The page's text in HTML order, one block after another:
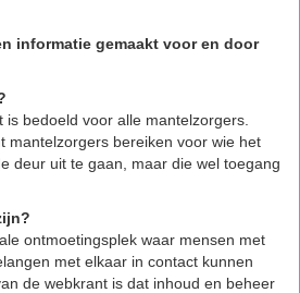
informatie gemaakt voor en door
bedoeld voor alle mantelzorgers.
mantelzorgers bereiken voor wie het
deur uit te gaan, maar die wel toegang
ontmoetingsplek waar mensen met
met elkaar in contact kunnen
de webkrant is dat inhoud en beheer